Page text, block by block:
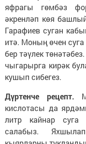
яфрагы гөмбәз
әкренләп көя
Гарафиев суган
итә. Моның өчен
бер тәүлек
чыгарырга кирәк
кушып сибегез.
Дүртенче рецепт.
кислотасы да
литр кайнар суга
салабыз.